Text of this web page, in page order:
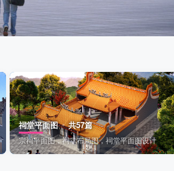
祠堂平面图 共57篇
宗祠平面图，祠堂布局图，祠堂平面图设计